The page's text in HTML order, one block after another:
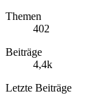
Themen
402
Beiträge
4,4k
Letzte Beiträge